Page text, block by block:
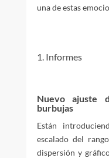
una de estas
1. Informes
Nuevo ajuste
burbujas
Están
escalado del
dispersión y